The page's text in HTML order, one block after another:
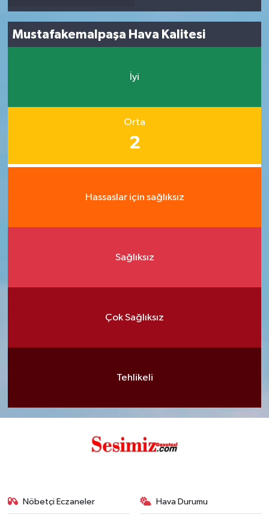
Mustafakemalpaşa Hava Kalitesi
İyi
Orta
2
Hassaslar için sağlıksız
Sağlıksız
Çok Sağlıksız
Tehlikeli
Nöbetçi Eczaneler Hava Durumu